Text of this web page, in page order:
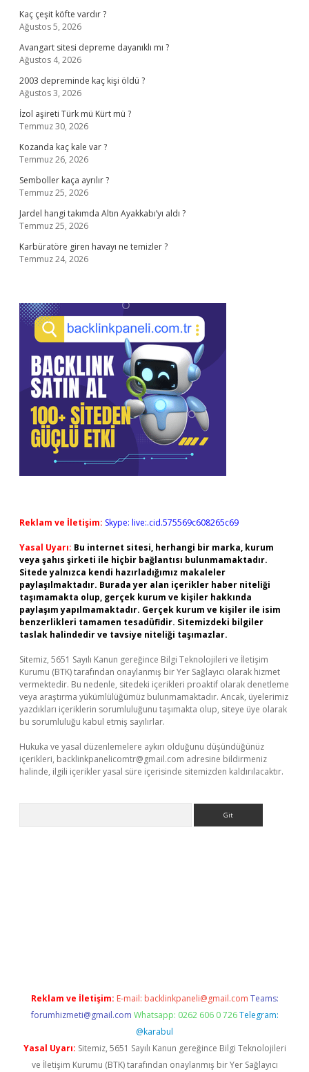
Kaç çeşit köfte vardır ?
Ağustos 5, 2026
Avangart sitesi depreme dayanıklı mı ?
Ağustos 4, 2026
2003 depreminde kaç kişi öldü ?
Ağustos 3, 2026
İzol aşireti Türk mü Kürt mü ?
Temmuz 30, 2026
Kozanda kaç kale var ?
Temmuz 26, 2026
Semboller kaça ayrılır ?
Temmuz 25, 2026
Jardel hangi takımda Altın Ayakkabı’yı aldı ?
Temmuz 25, 2026
Karbüratöre giren havayı ne temizler ?
Temmuz 24, 2026
Reklam ve İletişim: Skype: live:.cid.575569c608265c69
Yasal Uyarı: Bu internet sitesi, herhangi bir marka, kurum
veya şahıs şirketi ile hiçbir bağlantısı bulunmamaktadır.
Sitede yalnızca kendi hazırladığımız makaleler
paylaşılmaktadır. Burada yer alan içerikler haber niteliği
taşımamakta olup, gerçek kurum ve kişiler hakkında
paylaşım yapılmamaktadır. Gerçek kurum ve kişiler ile isim
benzerlikleri tamamen tesadüfidir. Sitemizdeki bilgiler
taslak halindedir ve tavsiye niteliği taşımazlar.
Sitemiz, 5651 Sayılı Kanun gereğince Bilgi Teknolojileri ve İletişim
Kurumu (BTK) tarafından onaylanmış bir Yer Sağlayıcı olarak hizmet
vermektedir. Bu nedenle, sitedeki içerikleri proaktif olarak denetleme
veya araştırma yükümlülüğümüz bulunmamaktadır. Ancak, üyelerimiz
yazdıkları içeriklerin sorumluluğunu taşımakta olup, siteye üye olarak
bu sorumluluğu kabul etmiş sayılırlar.
Hukuka ve yasal düzenlemelere aykırı olduğunu düşündüğünüz
içerikleri, backlinkpanelicomtr@gmail.com adresine bildirmeniz
halinde, ilgili içerikler yasal süre içerisinde sitemizden kaldırılacaktır.
Reklam ve İletişim: E-mail: backlinkpaneli@gmail.com Teams:
forumhizmeti@gmail.com Whatsapp: 0262 606 0 726 Telegram:
@karabul
Yasal Uyarı: Sitemiz, 5651 Sayılı Kanun gereğince Bilgi Teknolojileri
ve İletişim Kurumu (BTK) tarafından onaylanmış bir Yer Sağlayıcı